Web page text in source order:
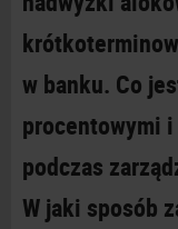
w banku. Co
procentowymi i
podczas
W jaki sposób